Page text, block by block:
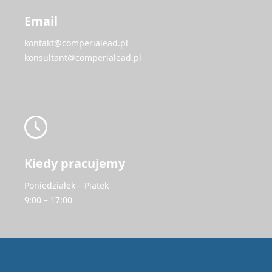
Email
kontakt@comperialead.pl
konsultant@comperialead.pl
Kiedy pracujemy
Poniedziałek – Piątek
9:00 – 17:00